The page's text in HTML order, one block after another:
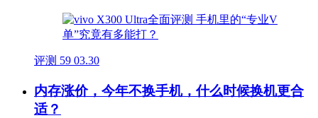
评测 59 03.30
内存涨价，今年不换手机，什么时候换机更合
适？